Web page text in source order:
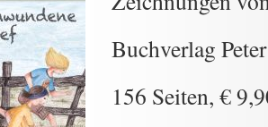
Buchverlag
156 Seiten, €